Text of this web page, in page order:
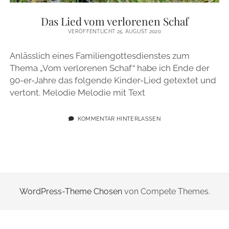
instagram
email
Das Lied vom verlorenen Schaf
VERÖFFENTLICHT 25. AUGUST 2020
Anlässlich eines Familiengottesdienstes zum
Thema „Vom verlorenen Schaf“ habe ich Ende der
90-er-Jahre das folgende Kinder-Lied getextet und
vertont. Melodie Melodie mit Text
KOMMENTAR HINTERLASSEN
WordPress-Theme Chosenvon Compete Themes.